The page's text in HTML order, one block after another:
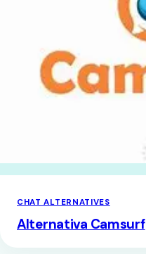
CHAT ALTERNATIVES
Alternativa Camsurf